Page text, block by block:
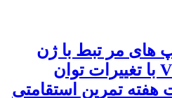
های مر تبط با ژن
های HIF1-α و VEGF با تغییرات توان
هفته تمرین استقامتی